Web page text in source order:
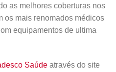
as melhores coberturas nos
os mais renomados médicos
equipamentos de ultima
Saúde através do site